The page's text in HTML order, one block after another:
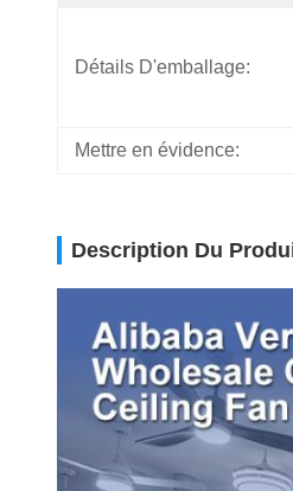
Détails D'emballage:
Mettre en évidence:
Description Du